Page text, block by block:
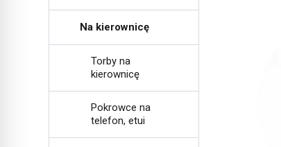
Na kierownicę
Torby na
kierownicę
Pokrowce na
telefon, etui